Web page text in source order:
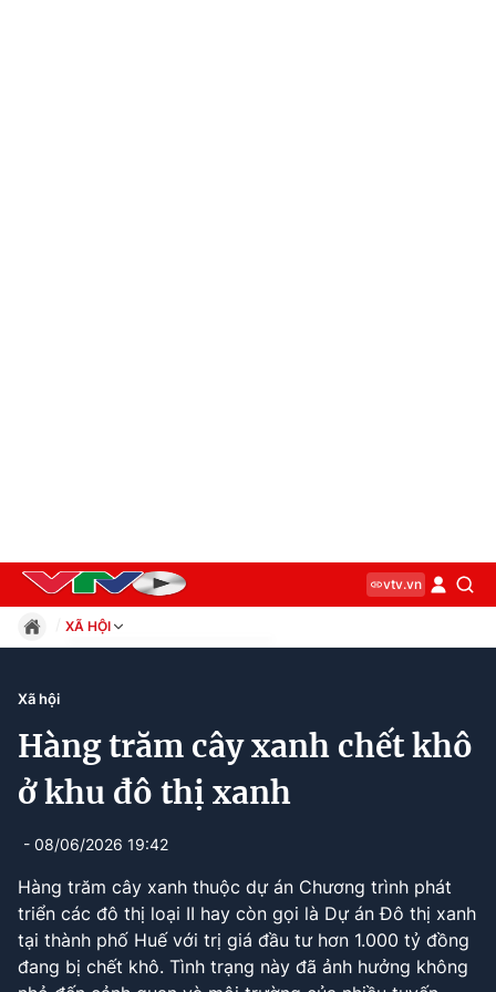
vtv.vn
XÃ HỘI
Xã hội
Kinh tế
Thế giới
Công nghệ
Current
0:10 / Duration
1:19
Xã hội
Hàng trăm cây xanh chết khô
ở khu đô thị xanh
- 08/06/2026 19:42
Hàng trăm cây xanh thuộc dự án Chương trình phát
triển các đô thị loại II hay còn gọi là Dự án Đô thị xanh
tại thành phố Huế với trị giá đầu tư hơn 1.000 tỷ đồng
đang bị chết khô. Tình trạng này đã ảnh hưởng không